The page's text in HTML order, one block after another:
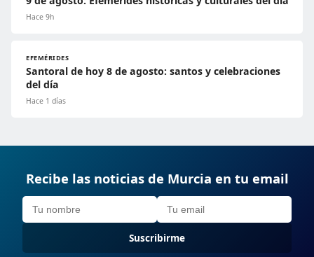
Hace 9h
EFEMÉRIDES
Santoral de hoy 8 de agosto: santos y celebraciones
del día
Hace 1 días
Recibe las noticias de Murcia en tu email
Suscribirme